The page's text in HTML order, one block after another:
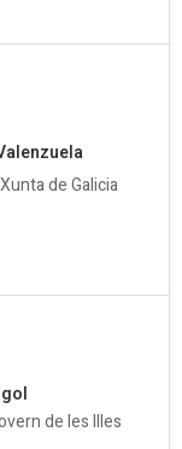
de Galicia
de les Illes